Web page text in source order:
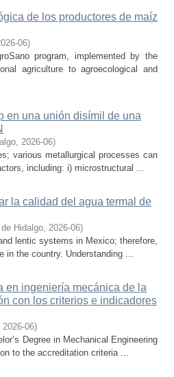
de los productores de maíz
06)
program, implemented by the
agriculture to agroecological and
en una unión disímil de una
, 2026-06)
various metallurgical processes can
including: i) microstructural ...
la calidad del agua termal de
Hidalgo, 2026-06)
lentic systems in Mexico; therefore,
in the country. Understanding ...
en ingeniería mecánica de la
con los criterios e indicadores
2026-06)
Degree in Mechanical Engineering
to the accreditation criteria ...